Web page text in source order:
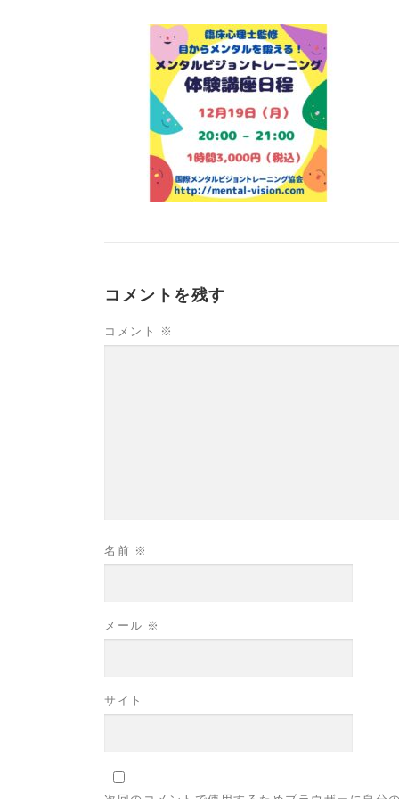
コメントを残す
コメント ※
名前 ※
メール ※
サイト